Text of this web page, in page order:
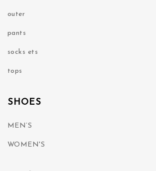
outer
pants
socks ets
tops
SHOES
MEN’S
WOMEN'S